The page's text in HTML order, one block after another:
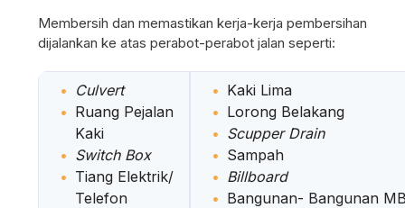
Membersih dan memastikan kerja-kerja pembersihan
dijalankan ke atas perabot-perabot jalan seperti:
Culvert
Ruang Pejalan
Kaki
Switch Box
Tiang Elektrik/
Telefon
Kaki Lima
Lorong Belakang
Scupper Drain
Sampah
Billboard
Bangunan- Bangunan